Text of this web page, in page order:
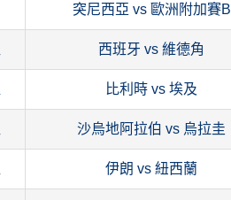
突尼西亞 vs 歐洲附加賽B
西班牙 vs 維德角
比利時 vs 埃及
沙烏地阿拉伯 vs 烏拉圭
伊朗 vs 紐西蘭